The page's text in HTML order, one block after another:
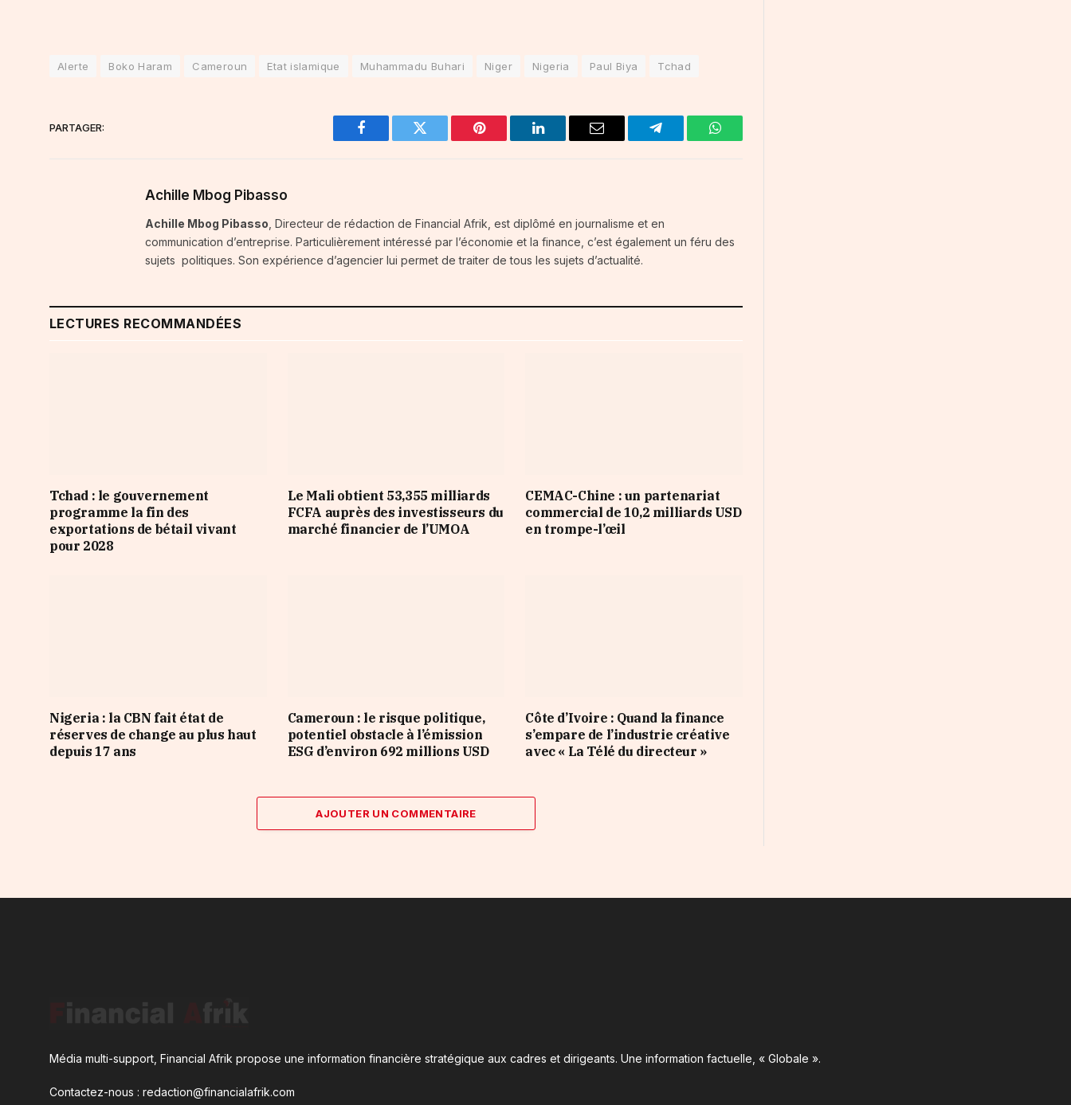
Alerte Boko Haram Cameroun Etat islamique Muhammadu Buhari Niger Nigeria Paul Biya Tchad
PARTAGER:
Facebook Twitter Pinterest LinkedIn Email Telegram WhatsApp
Achille Mbog Pibasso
Achille Mbog Pibasso , Directeur de rédaction de Financial Afrik, est diplômé en journalisme et en
communication d’entreprise. Particulièrement intéressé par l’économie et la finance, c’est également un féru des
sujets politiques. Son expérience d’agencier lui permet de traiter de tous les sujets d’actualité.
LECTURES RECOMMANDÉES
Tchad : le gouvernement
programme la fin des
exportations de bétail vivant
pour 2028
Le Mali obtient 53,355 milliards
FCFA auprès des investisseurs du
marché financier de l’UMOA
CEMAC-Chine : un partenariat
commercial de 10,2 milliards USD
en trompe-l’œil
Nigeria : la CBN fait état de
réserves de change au plus haut
depuis 17 ans
Cameroun : le risque politique,
potentiel obstacle à l’émission
ESG d’environ 692 millions USD
Côte d’Ivoire : Quand la finance
s’empare de l’industrie créative
avec « La Télé du directeur »
AJOUTER UN COMMENTAIRE
Média multi-support, Financial Afrik propose une information financière stratégique aux cadres et dirigeants. Une information factuelle, « Globale ».
Contactez-nous : redaction@financialafrik.com